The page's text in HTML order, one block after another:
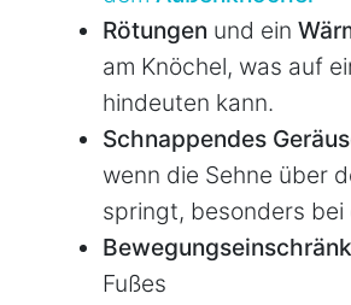
Rötungen und ein
am Knöchel, was auf
hindeuten kann.
Schnappendes
wenn die Sehne über
springt, besonders bei
Fußes